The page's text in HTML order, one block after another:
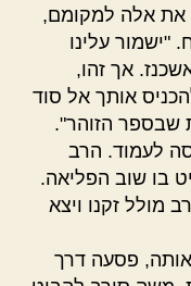
את אלה למקומם,
"ישמור עלינו
אך זהו,
אותך אל סוד
שבספר הזוהר".
לעמוד. הרב
בו שוב הפליאה.
מולל זקנו ויצא
פסעה דרך